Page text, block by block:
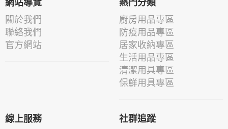
網站導覽
關於我們
聯絡我們
官方網站
熱門分類
廚房用品專區
防疫用品專區
居家收納專區
生活用品專區
清潔用具專區
保鮮用具專區
線上服務 社群追蹤